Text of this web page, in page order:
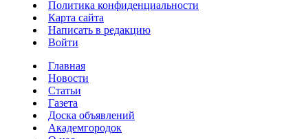
Политика конфиденциальности
Карта сайта
Написать в редакцию
Войти
Главная
Новости
Статьи
Газета
Доска объявлений
Академгородок